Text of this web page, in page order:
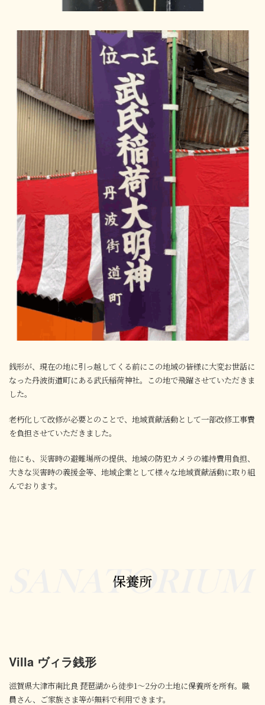
銭形が、現在の地に引っ越してくる前にこの地域の皆様に大変お世話に
なった丹波街道町にある武氏稲荷神社。この地で飛躍させていただきま
した。
老朽化して改修が必要とのことで、地域貢献活動として一部改修工事費
を負担させていただきました。
他にも、災害時の避難場所の提供、地域の防犯カメラの維持費用負担、
大きな災害時の義援金等、地域企業として様々な地域貢献活動に取り組
んでおります。
Villa ヴィラ銭形
滋賀県大津市南比良 琵琶湖から徒歩1～2分の土地に保養所を所有。職
員さん、ご家族さま等が無料で利用できます。